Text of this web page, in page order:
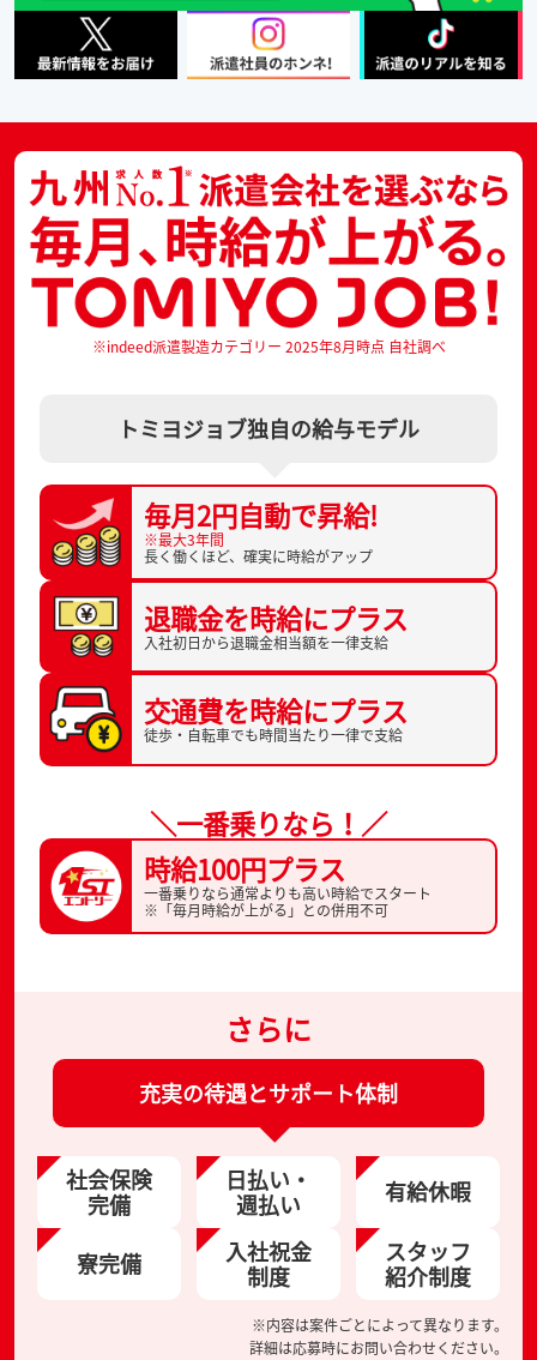
※indeed派遣製造カテゴリー 2025年8月時点 自社調べ
トミヨジョブ独自の給与モデル
毎月2円自動で昇給!
※最大3年間
長く働くほど、 確実に時給がアップ
退職金を時給にプラス
入社初日から退職金相当額を一律支給
交通費を時給にプラス
徒歩・自転車でも時間当たり一律で支給
＼一番乗りなら！／
時給100円プラス
一番乗りなら通常よりも高い時給でスタート
※「毎月時給が上がる」との併用不可
さらに
充実の待遇とサポート体制
社会保険
完備
日払い・
週払い 有給休暇
寮完備 入社祝金
制度
スタッフ
紹介制度
※内容は案件ごとによって異なります。
詳細は応募時にお問い合わせください。